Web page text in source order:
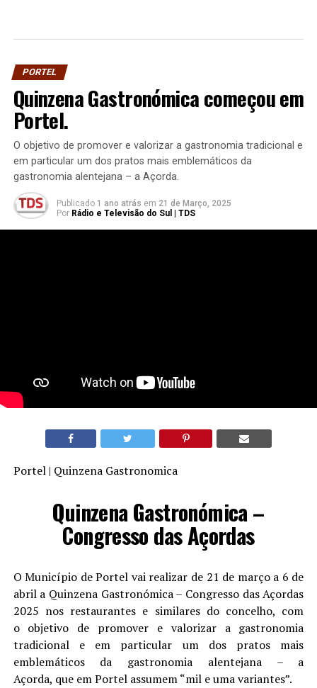
PORTEL
Quinzena Gastronómica começou em
Portel.
O objetivo de promover e valorizar a gastronomia tradicional e
em particular um dos pratos mais emblemáticos da
gastronomia alentejana – a Açorda.
Publicado 1 ano atrás em 21 de Março, 2025
Por Rádio e Televisão do Sul | TDS
Portel | Quinzena Gastronomica
Quinzena Gastronómica –
Congresso das Açordas
O Município de Portel vai realizar de 21 de março a 6 de
abril a Quinzena Gastronómica – Congresso das Açordas
2025 nos restaurantes e similares do concelho, com
o objetivo de promover e valorizar a gastronomia
tradicional e em particular um dos pratos mais
emblemáticos da gastronomia alentejana – a
Açorda, que em Portel assumem “mil e uma variantes”.